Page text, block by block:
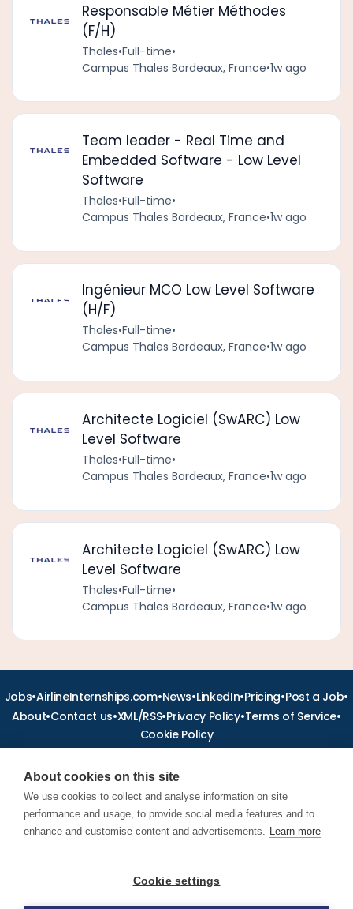
Responsable Métier Méthodes
(F/H)
Thales•Full-time•
Campus Thales Bordeaux, France•1w ago
Team leader - Real Time and
Embedded Software - Low Level
Software
Thales•Full-time•
Campus Thales Bordeaux, France•1w ago
Ingénieur MCO Low Level Software
(H/F)
Thales•Full-time•
Campus Thales Bordeaux, France•1w ago
Architecte Logiciel (SwARC) Low
Level Software
Thales•Full-time•
Campus Thales Bordeaux, France•1w ago
Architecte Logiciel (SwARC) Low
Level Software
Thales•Full-time•
Campus Thales Bordeaux, France•1w ago
Jobs•AirlineInternships.com•News•LinkedIn•Pricing•Post a Job•
About•Contact us•XML/RSS•Privacy Policy•Terms of Service•
Cookie Policy
Find aviation jobs worldwide – pilot, cabin crew, ground staff
and aerospace careers. Latest airline recruitment, industry
About cookies on this site
We use cookies to collect and analyse information on site
performance and usage, to provide social media features and to
enhance and customise content and advertisements. Learn more
Cookie settings